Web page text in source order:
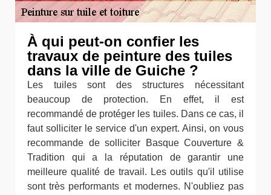
À qui peut-on confier les
travaux de peinture des tuiles
dans la ville de Guiche ?
Les tuiles sont des structures nécessitant
beaucoup de protection. En effet, il est
recommandé de protéger les tuiles. Dans ce cas, il
faut solliciter le service d'un expert. Ainsi, on vous
recommande de solliciter Basque Couverture &
Tradition qui a la réputation de garantir une
meilleure qualité de travail. Les outils qu'il utilise
sont très performants et modernes. N'oubliez pas